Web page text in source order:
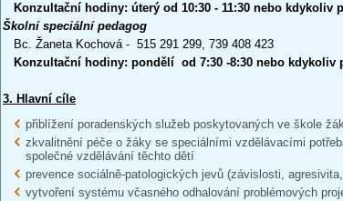
Konzultační hodiny: úterý od 10:30 - 11:30 nebo kdykoliv
Školní speciální pedagog
Bc. Žaneta Kochová - 515 291 299, 739 408 423
Konzultační hodiny: pondělí od 7:30 -8:30 nebo kdykoliv
3. Hlavní cíle
přiblížení poradenských služeb poskytovaných ve škole
zkvalitnění péče o žáky se speciálními vzdělávacími
společné vzdělávání těchto dětí
prevence sociálně-patologických jevů (závislosti,
vytvoření systému včasného odhalování problémových